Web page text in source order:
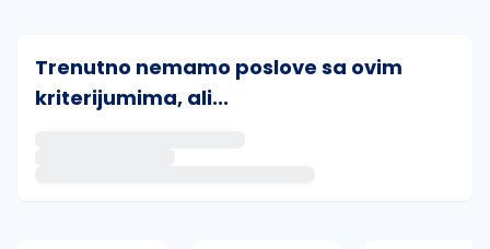
Trenutno nemamo poslove sa ovim
kriterijumima, ali...